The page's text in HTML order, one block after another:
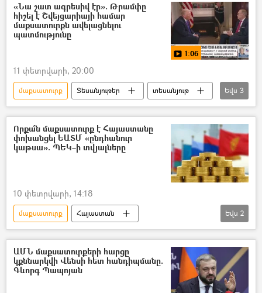
«Նա շատ ագրեսիվ էր». Թրամփը
հիշել է Շվեյցարիայի համար
մաքսատուրքն ավելացնելու
պատմությունը
1:06
11 փետրվարի, 20:00
մաքսատուրք Տեսանյութեր
տեսանյութ
Դոնալդ Թրամփ
Շվեյցարիա
ԱՄՆ
Եվս 3
Որքա՞ն մաքսատուրք է Հայաստանը
փոխանցել ԵԱՏՄ «ընդհանուր
կաթսա». ՊԵԿ–ի տվյալները
10 փետրվարի, 14:18
մաքսատուրք
Հայաստան
Եվրասիական տնտեսական միություն (ԵԱՏՄ)
Հայաստան և ԵԱՏՄ
Եվս 2
ԱՄՆ մաքսատուրքերի հարցը
կքննարկվի Վենսի հետ հանդիպմանը.
Գևորգ Պապոյան